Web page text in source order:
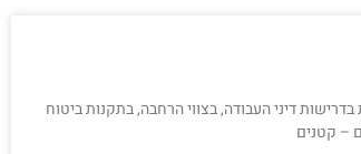
דיני העבודה, בצווי הרחבה, בתקנות ביטוח
– קטנים